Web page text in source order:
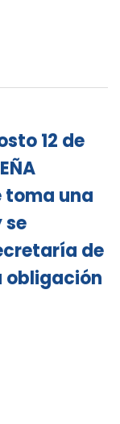
12 de
toma una
de
obligación